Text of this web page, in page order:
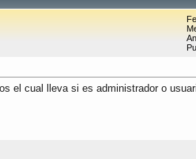
el cual lleva si es administrador o